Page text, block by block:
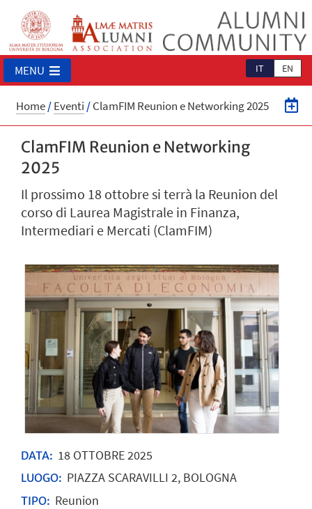
IT EN
MENU
Home/Eventi /ClamFIM Reunion e Networking 2025
ClamFIM Reunion e Networking
2025
Il prossimo 18 ottobre si terrà la Reunion del
corso di Laurea Magistrale in Finanza,
Intermediari e Mercati (ClamFIM)
DATA: 18OTTOBRE2025
LUOGO: PIAZZA SCARAVILLI 2, BOLOGNA
TIPO: Reunion